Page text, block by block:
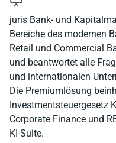
juris Bank- und
Bereiche des modernen
Retail und Commercial
und beantwortet alle
und internationalen
Die Premiumlösung
Investmentsteuergesetz
Corporate Finance und
KI-Suite.